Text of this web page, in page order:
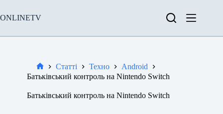
вмісту
ONLINETV
Новини
Статті Техно
Android
Батьківський контроль на Nintendo Switch
Батьківський контроль на Nintendo Switch